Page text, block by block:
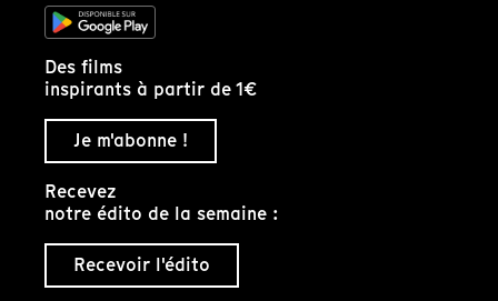
Des films
inspirants à partir de 1€
Je m'abonne !
Recevez
notre édito de la semaine :
Recevoir l'édito